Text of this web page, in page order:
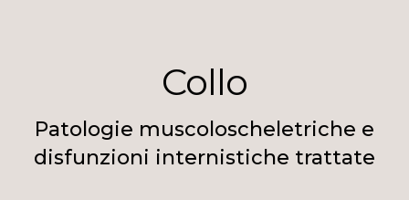
Collo
Patologie muscoloscheletriche e
disfunzioni internistiche trattate